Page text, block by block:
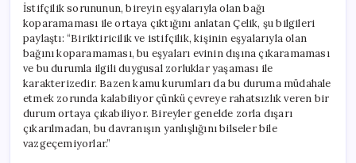
İstifçilik sorununun, bireyin eşyalarıyla olan bağı
koparamaması ile ortaya çıktığını anlatan Çelik, şu bilgileri
paylaştı: “Biriktiricilik ve istifçilik, kişinin eşyalarıyla olan
bağını koparamaması, bu eşyaları evinin dışına çıkaramaması
ve bu durumla ilgili duygusal zorluklar yaşaması ile
karakterizedir. Bazen kamu kurumları da bu duruma müdahale
etmek zorunda kalabiliyor çünkü çevreye rahatsızlık veren bir
durum ortaya çıkabiliyor. Bireyler genelde zorla dışarı
çıkarılmadan, bu davranışın yanlışlığını bilseler bile
vazgeçemiyorlar.”